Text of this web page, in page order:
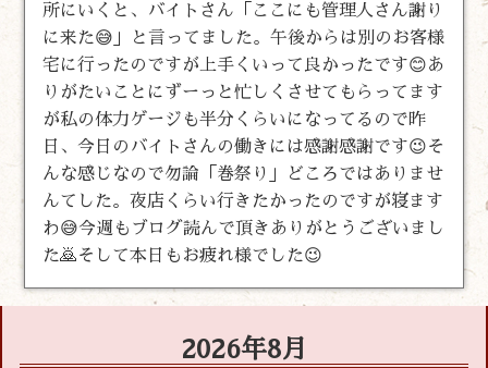
所にいくと、バイトさん「ここにも管理人さん謝り
に来た😅」と言ってました。午後からは別のお客様
宅に行ったのですが上手くいって良かったです😊あ
りがたいことにずーっと忙しくさせてもらってます
が私の体力ゲージも半分くらいになってるので昨
日、今日のバイトさんの働きには感謝感謝です😉そ
んな感じなので勿論「巻祭り」どころではありませ
んてした。夜店くらい行きたかったのですが寝ます
わ😅今週もブログ読んで頂きありがとうございまし
た🙇そして本日もお疲れ様でした😉
2026年8月